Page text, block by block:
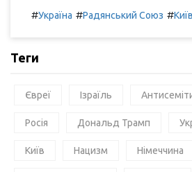
#Україна #Радянський Союз #
Теги
Євреї Ізраїль
Росія Дональд Трамп
Київ Нацизм Німеччина